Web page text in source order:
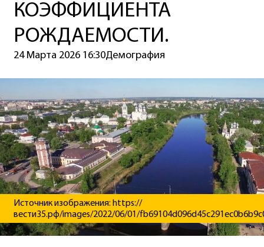
КОЭФФИЦИЕНТА
РОЖДАЕМОСТИ.
24 Марта 2026 16:30Демография
Источник изображения: https://
вести35.рф/images/2022/06/01/